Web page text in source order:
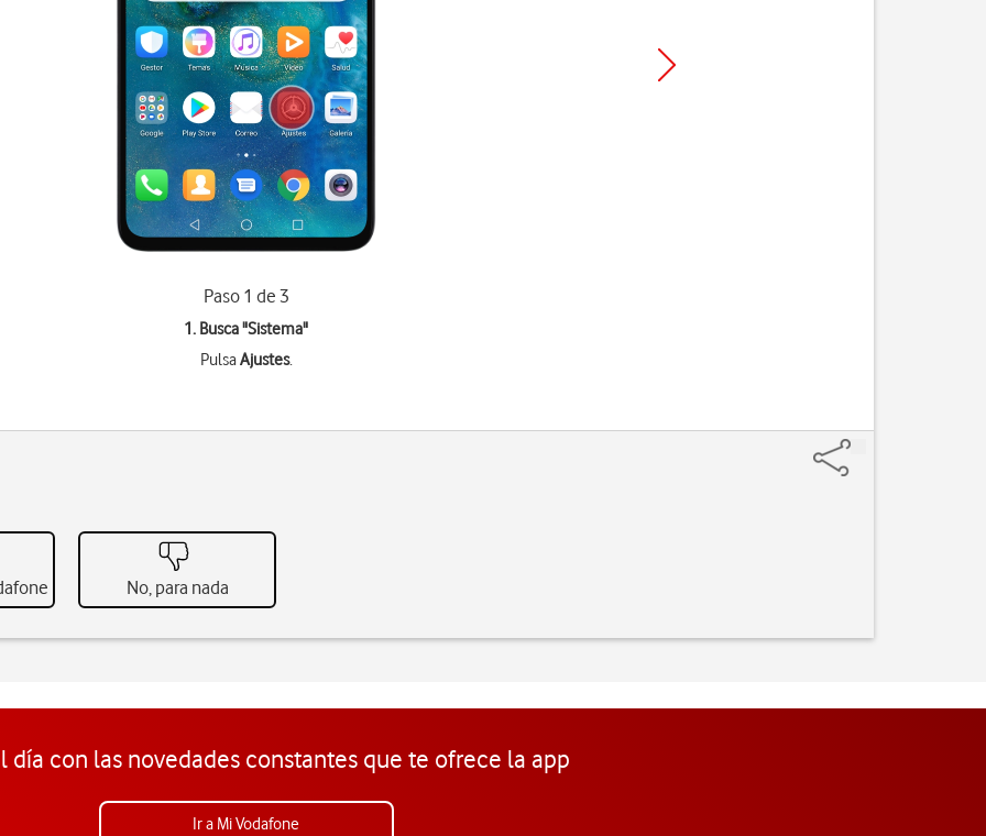
Paso 1 de 3
1. Busca "Sistema"
PulsaAjustes.
No, para nada
día con las novedades constantes que te ofrece la app
Ir a Mi Vodafone